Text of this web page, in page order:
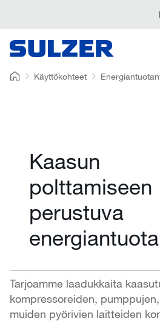
Käyttökohteet
Kaasun
polttamiseen
perustuva
Tarjoamme laadukkaita
kompressoreiden,
muiden pyörivien laitteiden